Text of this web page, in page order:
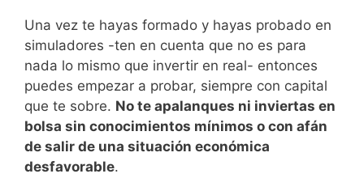
Una vez te hayas formado y hayas probado en
simuladores -ten en cuenta que no es para
nada lo mismo que invertir en real- entonces
puedes empezar a probar, siempre con capital
que te sobre. No te apalanques ni inviertas en
bolsa sin conocimientos mínimos o con afán
de salir de una situación económica
desfavorable.